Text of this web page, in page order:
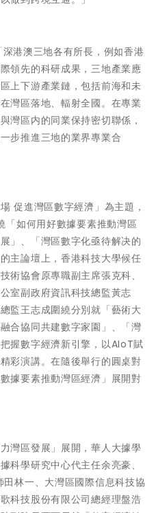
深港澳三地各有所長，例如香港
領先的科研成果，三地產業應
上下游產業鏈，包括前海和未
灣區落地、輻射全國。在專業
灣區内的同業保持密切聯係，
步推進三地的業界專業合
促進灣區數字經濟」為主題，
「如何用好數據要素推動灣區
」、「灣區數字化亟待解决的
主論壇上，香港科技大學候任
術協會原專職副主席張克科、
室副政府資訊科技總監黃志
監王志成圍繞分別就「藝術大
合協同共建數字家園」、「灣
握數字經濟新引擎，以AIoT賦
彩演講。在隨後舉行的圓桌對
據要素推動灣區經濟」展開對
灣區發展」展開，華人大據學
科學研究中心代主任余亮豪、
林一、大灣區國際信息科技協
科技股份有限公司總經理盤浩